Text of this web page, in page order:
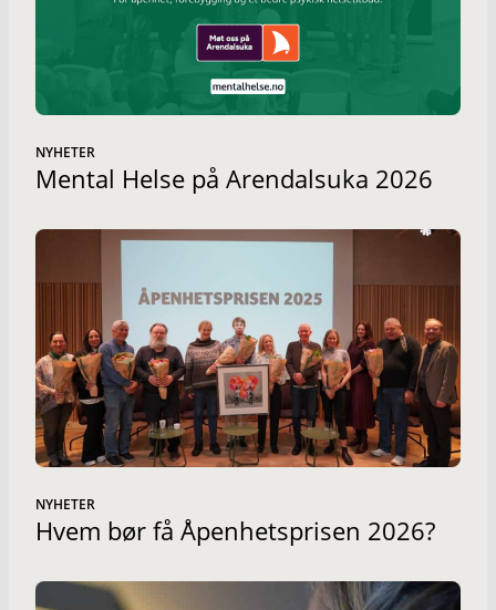
NYHETER
Mental Helse på Arendalsuka 2026
NYHETER
Hvem bør få Åpenhetsprisen 2026?